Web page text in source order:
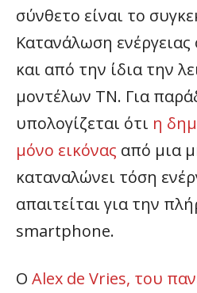
σύνθετο είναι το
Κατανάλωση ενέργειας
και από την ίδια την
μοντέλων ΤΝ. Για
υπολογίζεται ότι η
μόνο εικόνας από μια
καταναλώνει τόση
απαιτείται για την
smartphone.
Ο Alex de Vries, του